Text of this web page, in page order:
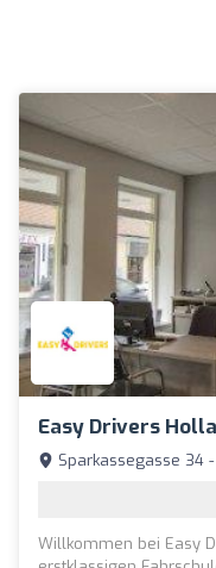
Easy Drivers
Sparkassegasse 34
Willkommen bei Easy